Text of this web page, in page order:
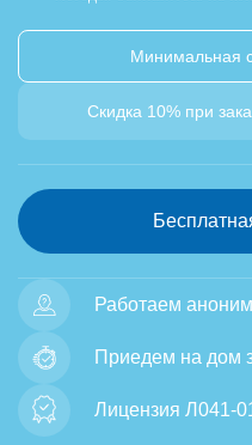
Минимальная
Скидка 10% при
Работаем
Приедем на дом
Лицензия Л041-